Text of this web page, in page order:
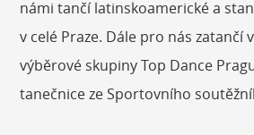
námi tančí latinskoamerické a
v celé Praze. Dále pro nás zatančí
výběrové skupiny Top Dance
tanečnice ze Sportovního